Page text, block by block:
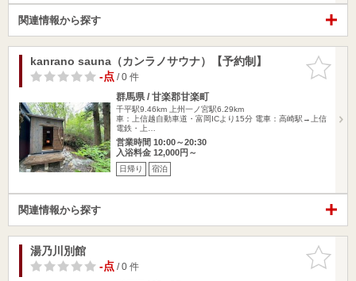
関連情報から探す
お気に入
りに追加
kanrano sauna（カンラノサウナ）【予約制】
-点/ 0 件
群馬県 / 甘楽郡甘楽町
千平駅9.46km
上州一ノ宮駅6.29km
車：上信越自動車道・富岡ICより15分 電車：高崎駅→上信
電鉄・上…
営業時間 10:00～20:30
入浴料金 12,000円～
日帰り 宿泊
関連情報から探す
お気に入
りに追加
湯乃川別館
-点/ 0 件